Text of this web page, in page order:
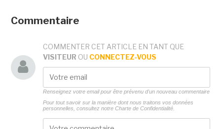
Commentaire
COMMENTER CET ARTICLE EN TANT QUE
VISITEUR OU CONNECTEZ-VOUS
Renseignez votre email pour être prévenu d'un nouveau commentaire
Pour tout savoir sur la manière dont nous traitons vos données
personnelles, consultez notre Charte de Confidentialité.